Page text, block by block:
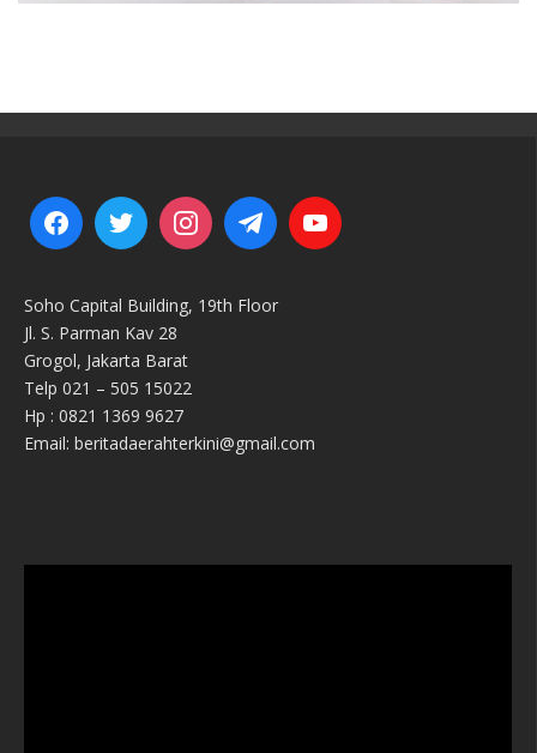
Soho Capital Building, 19th Floor
Jl. S. Parman Kav 28
Grogol, Jakarta Barat
Telp 021 – 505 15022
Hp : 0821 1369 9627
Email: beritadaerahterkini@gmail.com